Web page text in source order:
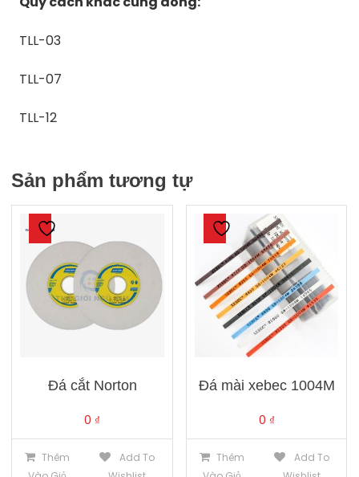
TLL-03
TLL-07
TLL-12
Sản phẩm tương tự
Đá cắt Norton
0 ₫
Thêm
Add To
Đá mài xebec 1004M
0 ₫
Thêm
Add To